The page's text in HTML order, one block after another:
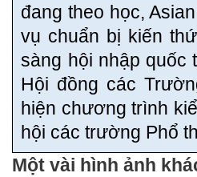
đang theo học,
vụ chuẩn bị kiến
sàng hội nhập quốc
Hội đồng các
hiện chương trình
hội các trường Phổ
Một vài hình ảnh